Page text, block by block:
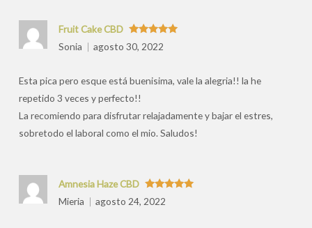
Valorado
con5de 5
Fruit Cake CBD
Sonia
agosto 30, 2022
Esta pica pero esque está buenisima, vale la alegria!! la he
repetido 3 veces y perfecto!!
La recomiendo para disfrutar relajadamente y bajar el estres,
sobretodo el laboral como el mio. Saludos!
Valorado
con5
Amnesia Haze CBD
Mieria
agosto 24, 2022